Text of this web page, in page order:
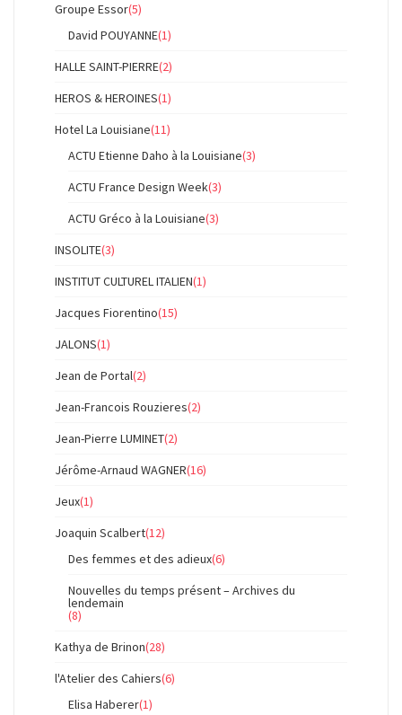
Groupe Essor(5)
David POUYANNE(1)
HALLE SAINT-PIERRE(2)
HEROS & HEROINES(1)
Hotel La Louisiane(11)
ACTU Etienne Daho à la Louisiane(3)
ACTU France Design Week(3)
ACTU Gréco à la Louisiane(3)
INSOLITE(3)
INSTITUT CULTUREL ITALIEN(1)
Jacques Fiorentino(15)
JALONS(1)
Jean de Portal(2)
Jean-Francois Rouzieres(2)
Jean-Pierre LUMINET(2)
Jérôme-Arnaud WAGNER(16)
Jeux(1)
Joaquin Scalbert(12)
Des femmes et des adieux(6)
Nouvelles du temps présent – Archives du
lendemain
(8)
Kathya de Brinon(28)
l'Atelier des Cahiers(6)
Elisa Haberer(1)